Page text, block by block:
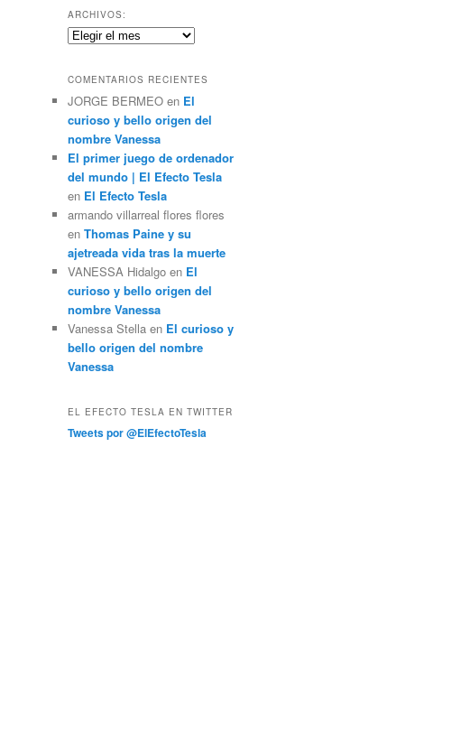
c
a
r
ARCHIVOS:
Archivos:
COMENTARIOS RECIENTES
JORGE BERMEO en El
curioso y bello origen del
nombre Vanessa
El primer juego de ordenador
del mundo | El Efecto Tesla
en El Efecto Tesla
armando villarreal flores flores
en Thomas Paine y su
ajetreada vida tras la muerte
VANESSA Hidalgo en El
curioso y bello origen del
nombre Vanessa
Vanessa Stella en El curioso y
bello origen del nombre
Vanessa
EL EFECTO TESLA EN TWITTER
Tweets por @ElEfectoTesla